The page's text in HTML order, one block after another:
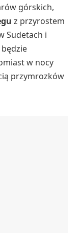
górskich,
z przyrostem
Sudetach i
w nocy
przymrozków